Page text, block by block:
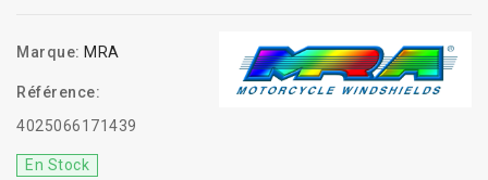
Marque: MRA
Référence:
4025066171439
En Stock